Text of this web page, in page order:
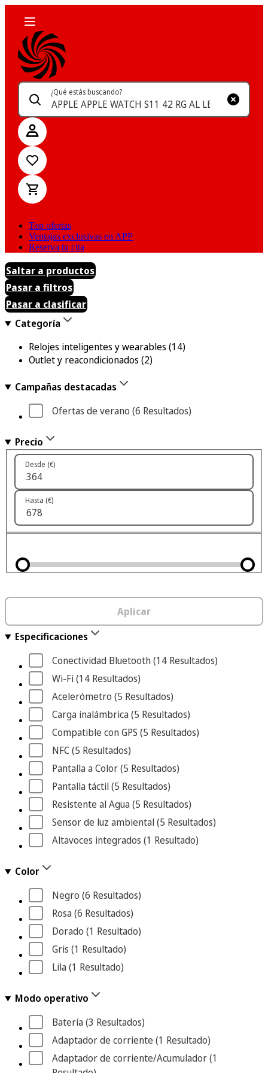
¿Qué estás buscando?
Top ofertas
Ventajas exclusivas en APP
Reserva tu cita
Saltar a productos
Pasar a filtros
Pasar a clasificar
Categoría
Relojes inteligentes y wearables (14)
Outlet y reacondicionados (2)
Campañas destacadas
Ofertas de verano (6 Resultados)
Precio
Desde (€)
Hasta (€)
Aplicar
Especificaciones
Conectividad Bluetooth (14 Resultados)
Wi-Fi (14 Resultados)
Acelerómetro (5 Resultados)
Carga inalámbrica (5 Resultados)
Compatible con GPS (5 Resultados)
NFC (5 Resultados)
Pantalla a Color (5 Resultados)
Pantalla táctil (5 Resultados)
Resistente al Agua (5 Resultados)
Sensor de luz ambiental (5 Resultados)
Altavoces integrados (1 Resultado)
Color
Negro (6 Resultados)
Rosa (6 Resultados)
Dorado (1 Resultado)
Gris (1 Resultado)
Lila (1 Resultado)
Modo operativo
Batería (3 Resultados)
Adaptador de corriente (1 Resultado)
Adaptador de corriente/Acumulador (1